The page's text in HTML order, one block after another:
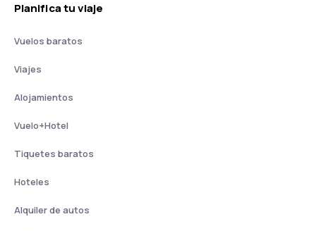
Planifica tu viaje
Vuelos baratos
Viajes
Alojamientos
Vuelo+Hotel
Tiquetes baratos
Hoteles
Alquiler de autos